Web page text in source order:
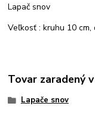
Lapač snov
Veľkosť : kruhu 10 cm,
Tovar zaradený
Lapače snov